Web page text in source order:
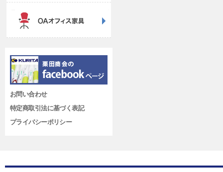
お問い合わせ
特定商取引法に基づく表記
プライバシーポリシー